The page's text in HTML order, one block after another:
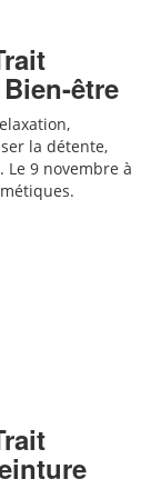
être
la détente,
9 novembre à